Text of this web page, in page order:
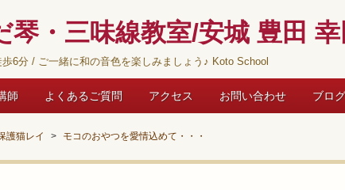
琴・三味線教室/安城 豊田
6分 / ご一緒に和の音色を楽しみましょう♪ Koto School
師 よくあるご質問 アクセス お問い合わせ ブロ
護猫レイ モコのおやつを愛情込めて・・・